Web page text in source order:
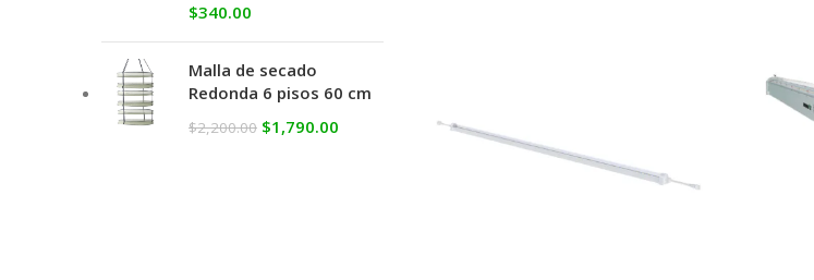
$340.00
Malla de secado
Redonda 6 pisos 60 cm
$2,200.00 $1,790.00